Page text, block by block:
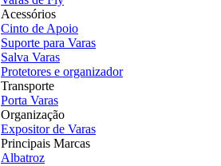
Acessórios
Cinto de Apoio
Suporte para Varas
Salva Varas
Protetores e organizador
Transporte
Porta Varas
Organização
Expositor de Varas
Principais Marcas
Albatroz